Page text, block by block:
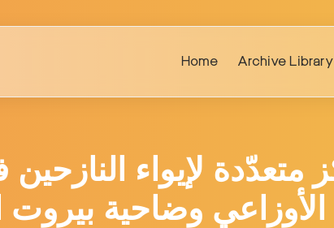
Home Archive Library
الأوزاعي وضاحية بيروت